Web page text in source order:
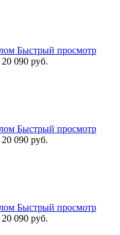
Быстрый просмотр
20 090 руб.
Быстрый просмотр
20 090 руб.
Быстрый просмотр
20 090 руб.